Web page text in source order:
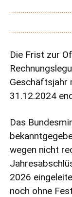
Die Frist zur
Geschäftsjahr
31.12.2024
Das
wegen nicht
2026
noch ohne